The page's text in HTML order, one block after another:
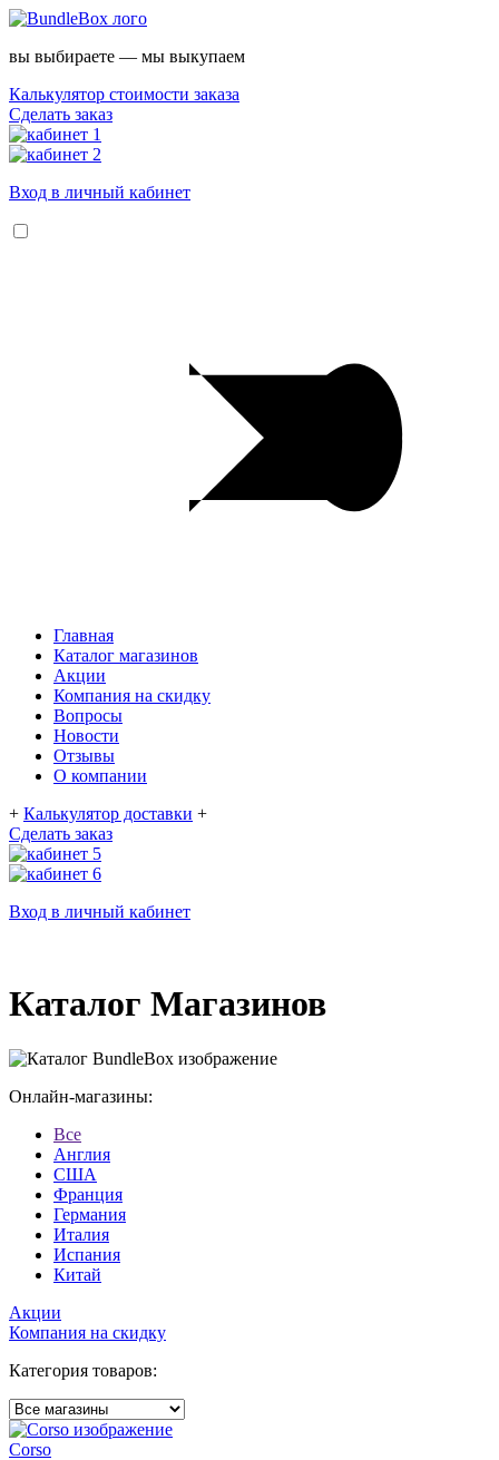
вы выбираете — мы выкупаем
Калькулятор стоимости заказа
Сделать заказ
Вход в личный кабинет
Главная
Каталог магазинов
Акции
Компания на скидку
Вопросы
Новости
Отзывы
О компании
+ Калькулятор доставки +
Сделать заказ
Вход в личный кабинет
Каталог Магазинов
Онлайн-магазины:
Все
Англия
США
Франция
Германия
Италия
Испания
Китай
Акции
Компания на скидку
Категория товаров:
Corso